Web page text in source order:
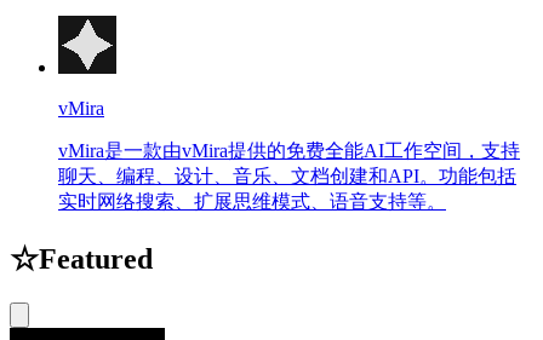
vMira
vMira是一款由vMira提供的免费全能AI工作空间，支持
聊天、编程、设计、音乐、文档创建和API。功能包括
实时网络搜索、扩展思维模式、语音支持等。
☆Featured